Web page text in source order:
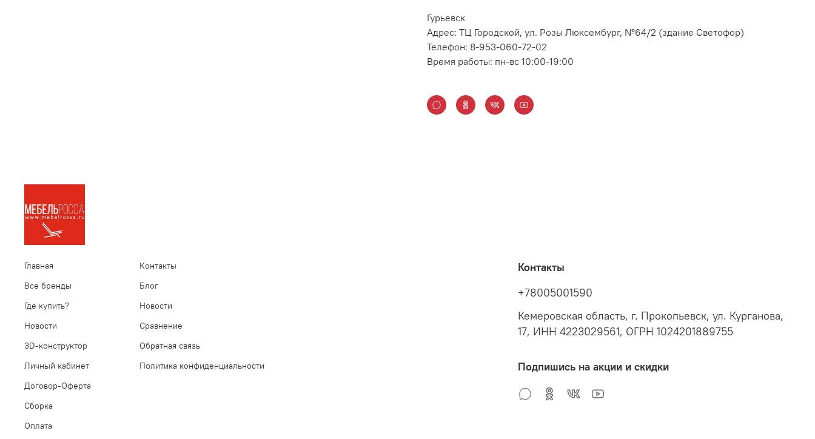
Гурьевск
Адрес: ТЦ Городской, ул. Розы Люксембург, №64/2 (здание Светофор)
Телефон: 8-953-060-72-02
Время работы: пн-вс 10:00-19:00
Главная
Все бренды
Где купить?
Новости
3D-конструктор
Личный кабинет
Договор-Оферта
Сборка
Оплата
Контакты
Блог
Новости
Сравнение
Обратная связь
Политика конфиденциальности
Контакты
+78005001590
Кемеровская область, г. Прокопьевск, ул. Курганова,
17, ИНН 4223029561, ОГРН 1024201889755
Подпишись на акции и скидки